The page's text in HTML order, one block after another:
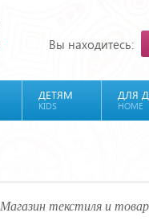
Вы находитесь:
ДЕТЯМ
KIDS
ДЛЯ
HOME
Магазин текстиля и